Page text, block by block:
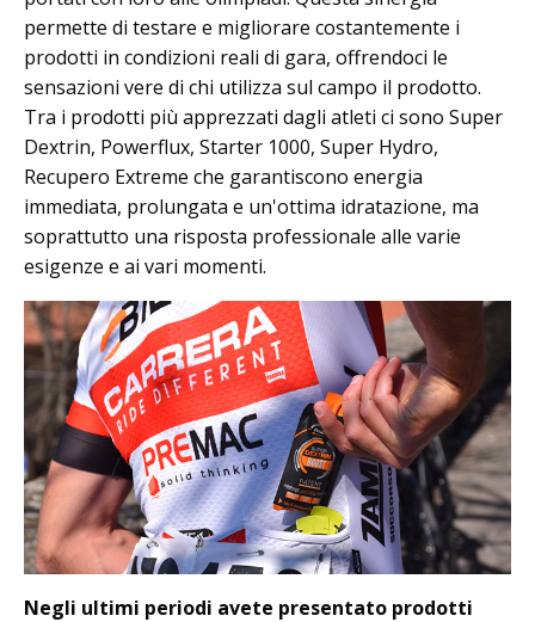
permette di testare e migliorare costantemente i
prodotti in condizioni reali di gara, offrendoci le
sensazioni vere di chi utilizza sul campo il prodotto.
Tra i prodotti più apprezzati dagli atleti ci sono Super
Dextrin, Powerflux, Starter 1000, Super Hydro,
Recupero Extreme che garantiscono energia
immediata, prolungata e un'ottima idratazione, ma
soprattutto una risposta professionale alle varie
esigenze e ai vari momenti.
Negli ultimi periodi avete presentato prodotti